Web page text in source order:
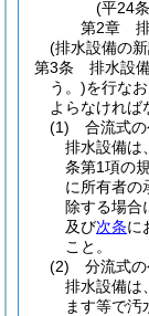
(平24
第2章
(排水設備の
第3条
排水設
う。)を行な
よらなければ
(1)
合流式
排水設備は
条第1項の
に所有者の
除する場合
及び次条に
こと。
(2)
分流式
排水設備は
ます等で